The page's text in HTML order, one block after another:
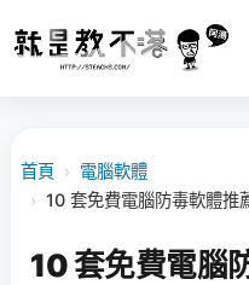
首頁 › 電腦軟體
› 10 套免費電腦防毒軟體推
10 套免費電腦